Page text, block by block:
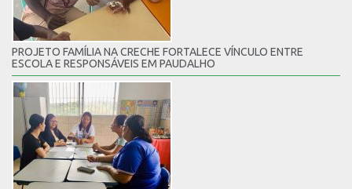
PROJETO FAMÍLIA NA CRECHE FORTALECE VÍNCULO ENTRE
ESCOLA E RESPONSÁVEIS EM PAUDALHO